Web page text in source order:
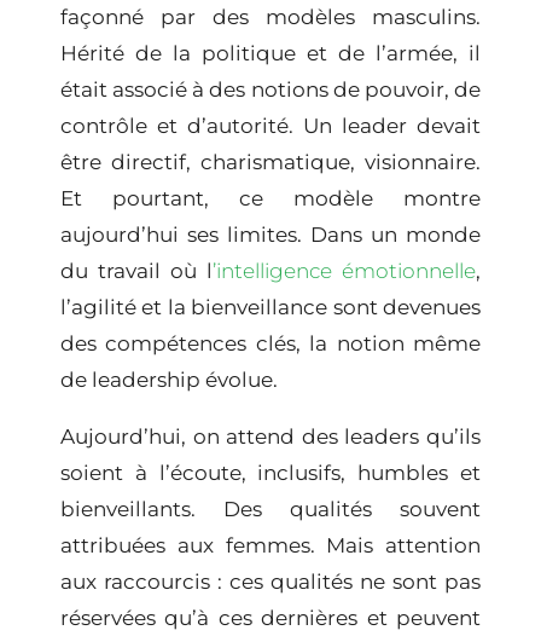
façonné par des modèles masculins.
Hérité de la politique et de l’armée, il
était associé à des notions de pouvoir, de
contrôle et d’autorité. Un leader devait
être directif, charismatique, visionnaire.
Et pourtant, ce modèle montre
aujourd’hui ses limites. Dans un monde
du travail où l’intelligence émotionnelle,
l’agilité et la bienveillance sont devenues
descompétences clés, la notion même
de leadership évolue.
Aujourd’hui, on attend des leaders qu’ils
soient à l’écoute, inclusifs, humbles et
bienveillants. Des qualités souvent
attribuées aux femmes. Mais attention
aux raccourcis : ces qualités ne sont pas
réservées qu’à ces dernières et peuvent